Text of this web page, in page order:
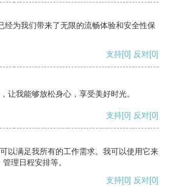
经为我们带来了无限的流畅体验和安全性保
支持[0] 反对[0]
让我能够放松身心，享受美好时光。
支持[0] 反对[0]
以满足我所有的工作需求。我可以使用它来
理日程安排等。
支持[0] 反对[0]